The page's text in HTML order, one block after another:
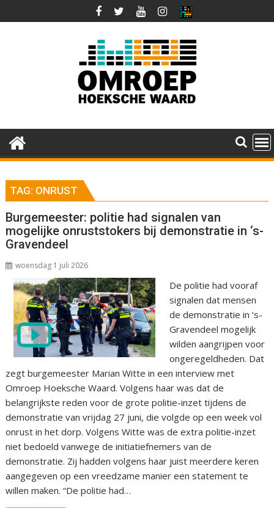
naar
TAG: ONRUST
Burgemeester: politie had signalen van
mogelijke onruststokers bij demonstratie in ‘s-
Gravendeel
woensdag 1 juli 2026
De politie had vooraf
signalen dat mensen
de demonstratie in ‘s-
Gravendeel mogelijk
wilden aangrijpen voor
ongeregeldheden. Dat
zegt burgemeester Marian Witte in een interview met
Omroep Hoeksche Waard. Volgens haar was dat de
belangrijkste reden voor de grote politie-inzet tijdens de
demonstratie van vrijdag 27 juni, die volgde op een week vol
onrust in het dorp. Volgens Witte was de extra politie-inzet
niet bedoeld vanwege de initiatiefnemers van de
demonstratie. Zij hadden volgens haar juist meerdere keren
aangegeven op een vreedzame manier een statement te
willen maken. “De politie had…